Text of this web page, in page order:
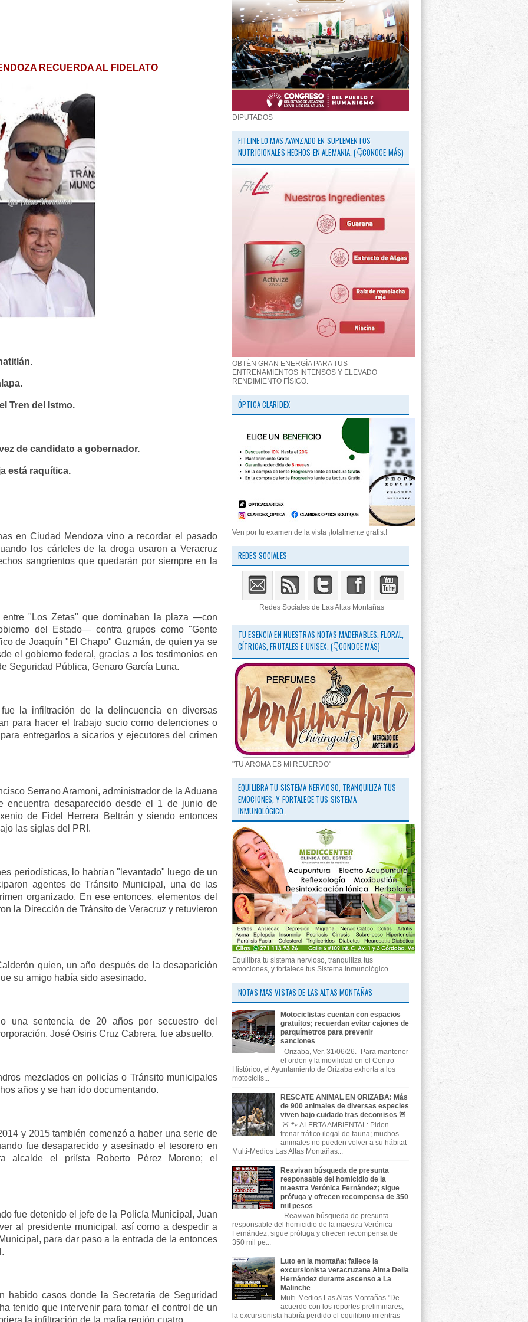
RECUERDA AL FIDELATO
Tren del Istmo.
de candidato a gobernador.
está raquítica.
en Ciudad Mendoza vino a recordar el pasado
los cárteles de la droga usaron a Veracruz
sangrientos que quedarán por siempre en la
"Los Zetas" que dominaban la plaza —con
del Estado— contra grupos como "Gente
de Joaquín "El Chapo" Guzmán, de quien ya se
el gobierno federal, gracias a los testimonios en
Seguridad Pública, Genaro García Luna.
la infiltración de la delincuencia en diversas
para hacer el trabajo sucio como detenciones o
entregarlos a sicarios y ejecutores del crimen
Serrano Aramoni, administrador de la Aduana
encuentra desaparecido desde el 1 de junio de
de Fidel Herrera Beltrán y siendo entonces
las siglas del PRI.
periodísticas, lo habrían "levantado" luego de un
agentes de Tránsito Municipal, una de las
organizado. En ese entonces, elementos del
la Dirección de Tránsito de Veracruz y retuvieron
quien, un año después de la desaparición
su amigo había sido asesinado.
una sentencia de 20 años por secuestro del
José Osiris Cruz Cabrera, fue absuelto.
mezclados en policías o Tránsito municipales
años y se han ido documentando.
y 2015 también comenzó a haber una serie de
fue desaparecido y asesinado el tesorero en
alcalde el priísta Roberto Pérez Moreno; el
fue detenido el jefe de la Policía Municipal, Juan
al presidente municipal, así como a despedir a
para dar paso a la entrada de la entonces
habido casos donde la Secretaría de Seguridad
tenido que intervenir para tomar el control de un
la infiltración de la mafia región cuatro.
DIPUTADOS
FITLINE LO MAS AVANZADO EN SUPLEMENTOS
NUTRICIONALES HECHOS EN ALEMANIA. (👇CONOCE MÁS)
OBTÉN GRAN ENERGÍA PARA TUS
ENTRENAMIENTOS INTENSOS Y ELEVADO
RENDIMIENTO FÍSICO.
ÓPTICA CLARIDEX
Ven por tu examen de la vista ¡totalmente gratis.!
REDES SOCIALES
Redes Sociales de Las Altas Montañas
TU ESENCIA EN NUESTRAS NOTAS MADERABLES, FLORAL,
CÍTRICAS, FRUTALES E UNISEX. (👇CONOCE MÁS)
"TU AROMA ES MI REUERDO"
EQUILIBRA TU SISTEMA NERVIOSO, TRANQUILIZA TUS
EMOCIONES, Y FORTALECE TUS SISTEMA
INMUNOLÓGICO.
Equilibra tu sistema nervioso, tranquiliza tus
emociones, y fortalece tus Sistema Inmunológico.
NOTAS MAS VISTAS DE LAS ALTAS MONTAÑAS
Motociclistas cuentan con espacios
gratuitos; recuerdan evitar cajones de
parquímetros para prevenir
sanciones
Orizaba, Ver. 31/06/26.- Para mantener
el orden y la movilidad en el Centro
Histórico, el Ayuntamiento de Orizaba exhorta a los
motociclis...
RESCATE ANIMAL EN ORIZABA: Más
de 900 animales de diversas especies
viven bajo cuidado tras decomisos 🚨
🚨 🐾 ALERTA AMBIENTAL: Piden
frenar tráfico ilegal de fauna; muchos
animales no pueden volver a su hábitat
Multi-Medios Las Altas Montañas...
Reavivan búsqueda de presunta
responsable del homicidio de la
maestra Verónica Fernández; sigue
prófuga y ofrecen recompensa de 350
mil pesos
Reavivan búsqueda de presunta
responsable del homicidio de la maestra Verónica
Fernández; sigue prófuga y ofrecen recompensa de
350 mil pe...
Luto en la montaña: fallece la
excursionista veracruzana Alma Delia
Hernández durante ascenso a La
Malinche
Multi-Medios Las Altas Montañas "De
acuerdo con los reportes preliminares,
la excursionista habría perdido el equilibrio mientras